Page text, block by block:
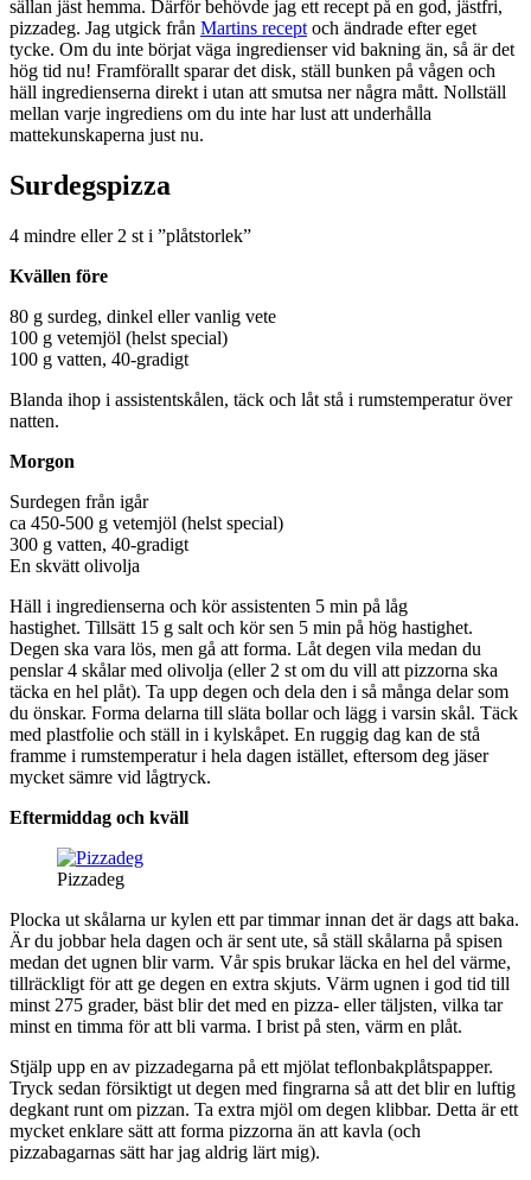
sällan jäst hemma. Därför behövde jag ett recept på en god, jästfri,
pizzadeg. Jag utgick från Martins recept och ändrade efter eget
tycke. Om du inte börjat väga ingredienser vid bakning än, så är det
hög tid nu! Framförallt sparar det disk, ställ bunken på vågen och
häll ingredienserna direkt i utan att smutsa ner några mått. Nollställ
mellan varje ingrediens om du inte har lust att underhålla
mattekunskaperna just nu.
Surdegspizza
4 mindre eller 2 st i ”plåtstorlek”
Kvällen före
80 g surdeg, dinkel eller vanlig vete
100 g vetemjöl (helst special)
100 g vatten, 40-gradigt
Blanda ihop i assistentskålen, täck och låt stå i rumstemperatur över
natten.
Morgon
Surdegen från igår
ca 450-500 g vetemjöl (helst special)
300 g vatten, 40-gradigt
En skvätt olivolja
Häll i ingredienserna och kör assistenten 5 min på låg
hastighet. Tillsätt 15 g salt och kör sen 5 min på hög hastighet.
Degen ska vara lös, men gå att forma. Låt degen vila medan du
penslar 4 skålar med olivolja (eller 2 st om du vill att pizzorna ska
täcka en hel plåt). Ta upp degen och dela den i så många delar som
du önskar. Forma delarna till släta bollar och lägg i varsin skål. Täck
med plastfolie och ställ in i kylskåpet. En ruggig dag kan de stå
framme i rumstemperatur i hela dagen istället, eftersom deg jäser
mycket sämre vid lågtryck.
Eftermiddag och kväll
Pizzadeg
Plocka ut skålarna ur kylen ett par timmar innan det är dags att baka.
Är du jobbar hela dagen och är sent ute, så ställ skålarna på spisen
medan det ugnen blir varm. Vår spis brukar läcka en hel del värme,
tillräckligt för att ge degen en extra skjuts. Värm ugnen i god tid till
minst 275 grader, bäst blir det med en pizza- eller täljsten, vilka tar
minst en timma för att bli varma. I brist på sten, värm en plåt.
Stjälp upp en av pizzadegarna på ett mjölat teflonbakplåtspapper.
Tryck sedan försiktigt ut degen med fingrarna så att det blir en luftig
degkant runt om pizzan. Ta extra mjöl om degen klibbar. Detta är ett
mycket enklare sätt att forma pizzorna än att kavla (och
pizzabagarnas sätt har jag aldrig lärt mig).